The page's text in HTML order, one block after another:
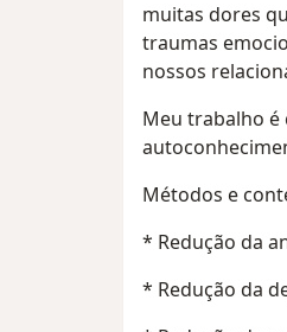
muitas dores
traumas
nossos
Meu trabalho
Métodos e
* Redução da
* Redução da